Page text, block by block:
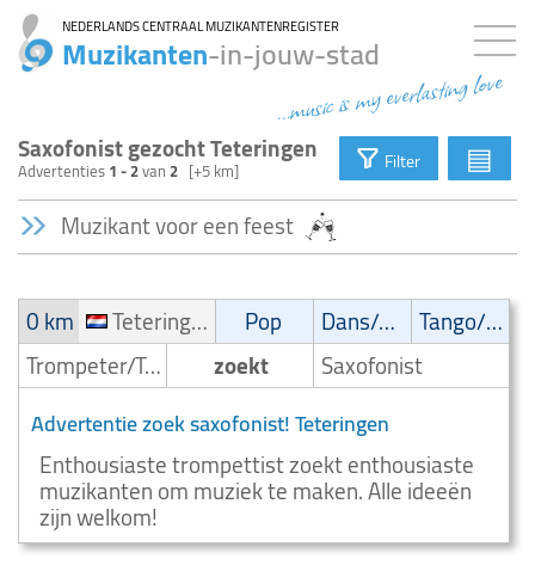
NEDERLANDS CENTRAAL MUZIKANTENREGISTER
Muzikanten-in-jouw-stad
...music is my everlasting love
Saxofonist gezocht Teteringen
Advertenties1 - 2van2 [+5 km] Filter ▤
Muzikant voor een feest
0 km Teteringen Pop Dans/Amusementsmuziek
Tango/Samba
Trompeter/Trompettist
zoekt Saxofonist
Advertentie zoek saxofonist! Teteringen
Enthousiaste trompettist zoekt enthousiaste
muzikanten om muziek te maken. Alle ideeën
zijn welkom!